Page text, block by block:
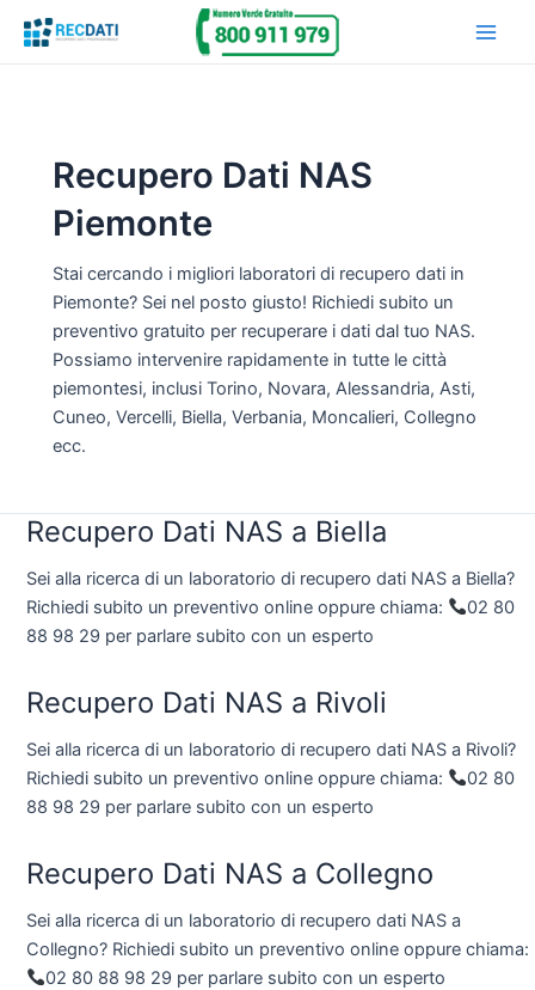
Main
Recupero Dati NAS
Piemonte
Stai cercando i migliori laboratori di recupero dati in
Piemonte? Sei nel posto giusto! Richiedi subito un
preventivo gratuito per recuperare i dati dal tuo NAS.
Possiamo intervenire rapidamente in tutte le città
piemontesi, inclusi Torino, Novara, Alessandria, Asti,
Cuneo, Vercelli, Biella, Verbania, Moncalieri, Collegno
ecc.
Recupero Dati NAS a Biella
Sei alla ricerca di un laboratorio di recupero dati NAS a Biella?
Richiedi subito un preventivo online oppure chiama:
02 80
88 98 29 per parlare subito con un esperto
Recupero Dati NAS a Rivoli
Sei alla ricerca di un laboratorio di recupero dati NAS a Rivoli?
Richiedi subito un preventivo online oppure chiama:
02 80
88 98 29 per parlare subito con un esperto
Recupero Dati NAS a Collegno
Sei alla ricerca di un laboratorio di recupero dati NAS a
Collegno? Richiedi subito un preventivo online oppure chiama:
02 80 88 98 29 per parlare subito con un esperto